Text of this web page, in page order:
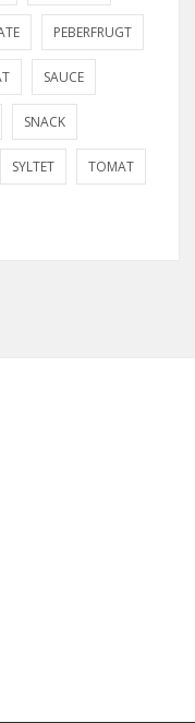
PEBERFRUGT
SAUCE
SNACK
SYLTET TOMAT